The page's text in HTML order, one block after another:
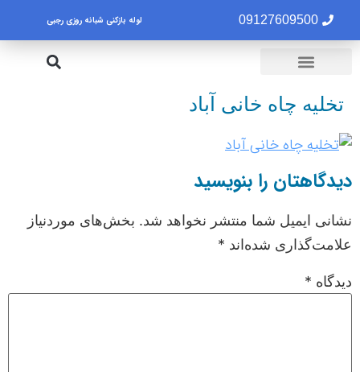
09127609500 لوله بازکنی شبانه روزی رجبی
تخلیه چاه خانی آباد
دیدگاهتان را بنویسید
نشانی ایمیل شما منتشر نخواهد شد. بخش‌های موردنیاز
علامت‌گذاری شده‌اند *
دیدگاه *